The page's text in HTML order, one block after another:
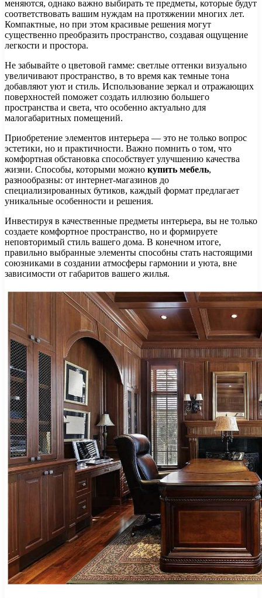
меняются, однако важно выбирать те предметы, которые будут
соответствовать вашим нуждам на протяжении многих лет.
Компактные, но при этом красивые решения могут
существенно преобразить пространство, создавая ощущение
легкости и простора.
Не забывайте о цветовой гамме: светлые оттенки визуально
увеличивают пространство, в то время как темные тона
добавляют уют и стиль. Использование зеркал и отражающих
поверхностей поможет создать иллюзию большего
пространства и света, что особенно актуально для
малогабаритных помещений.
Приобретение элементов интерьера — это не только вопрос
эстетики, но и практичности. Важно помнить о том, что
комфортная обстановка способствует улучшению качества
жизни. Способы, которыми можно купить мебель,
разнообразны: от интернет-магазинов до
специализированных бутиков, каждый формат предлагает
уникальные особенности и решения.
Инвестируя в качественные предметы интерьера, вы не только
создаете комфортное пространство, но и формируете
неповторимый стиль вашего дома. В конечном итоге,
правильно выбранные элементы способны стать настоящими
союзниками в создании атмосферы гармонии и уюта, вне
зависимости от габаритов вашего жилья.